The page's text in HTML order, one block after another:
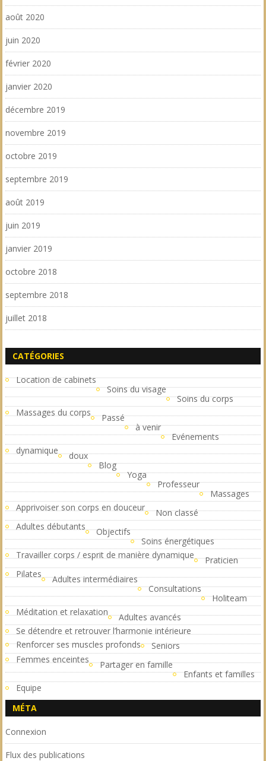
août 2020
juin 2020
février 2020
janvier 2020
décembre 2019
novembre 2019
octobre 2019
septembre 2019
août 2019
juin 2019
janvier 2019
octobre 2018
septembre 2018
juillet 2018
CATÉGORIES
Location de cabinets
Soins du visage
Soins du corps
Massages du corps
Passé
à venir
Evénements
dynamique
doux
Blog
Yoga
Professeur
Massages
Apprivoiser son corps en douceur
Non classé
Adultes débutants
Objectifs
Soins énergétiques
Travailler corps / esprit de manière dynamique
Praticien
Pilates
Adultes intermédiaires
Consultations
Holiteam
Méditation et relaxation
Adultes avancés
Se détendre et retrouver l’harmonie intérieure
Renforcer ses muscles profonds
Seniors
Femmes enceintes
Partager en famille
Enfants et familles
Equipe
MÉTA
Connexion
Flux des publications